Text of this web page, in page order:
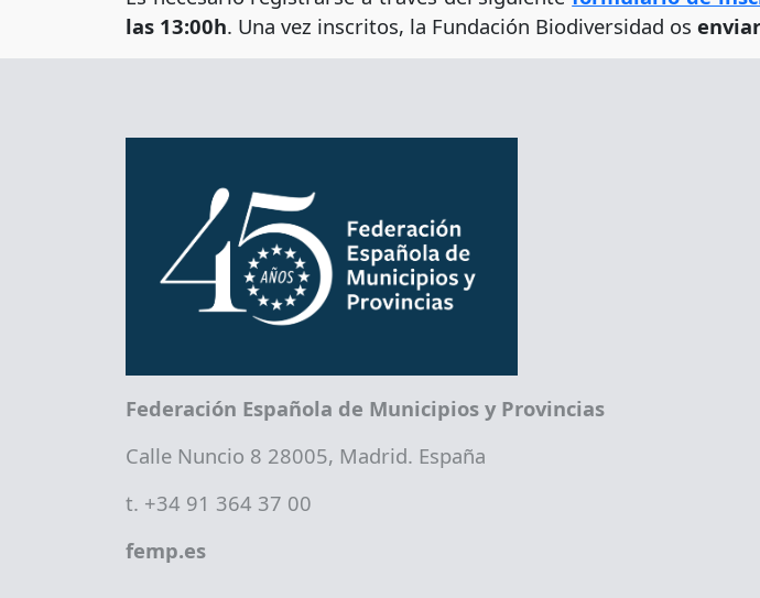
las 13:00h. Una vez inscritos, la Fundación Biodiversidad os
Federación Española de Municipios y Provincias
Calle Nuncio 8 28005, Madrid. España
t. +34 91 364 37 00
femp.es